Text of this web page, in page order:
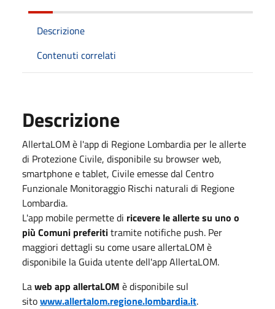
Descrizione
Contenuti correlati
Descrizione
AllertaLOM è l'app di Regione Lombardia per le allerte
di Protezione Civile, disponibile su browser web,
smartphone e tablet, Civile emesse dal Centro
Funzionale Monitoraggio Rischi naturali di Regione
Lombardia.
L'app mobile permette di ricevere le allerte su uno o
più Comuni preferititramite notifiche push. Per
maggiori dettagli su come usare allertaLOM è
disponibile la Guida utente dell'app AllertaLOM.
Laweb app allertaLOM è disponibile sul
sitowww.allertalom.regione.lombardia.it.